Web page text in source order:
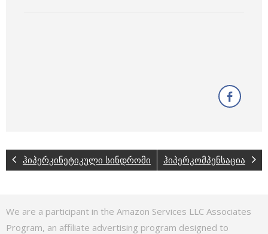
ჰიპერკინეტიკული სინდრომი ჰიპერკომპენსაცია
We are a participant in the Amazon Services LLC Associates
Program, an affiliate advertising program designed to